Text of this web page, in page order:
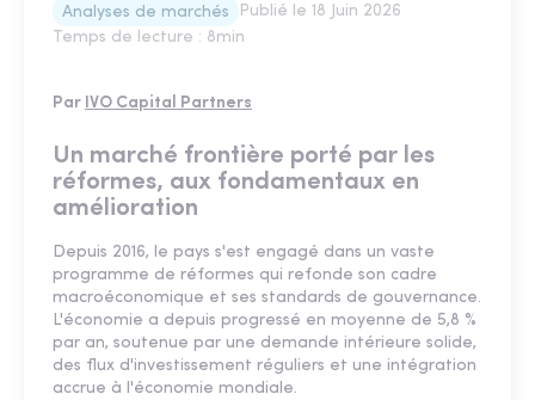
Analyses de marchés Publié le 18 Juin 2026
Temps de lecture : 8min
Par IVO Capital Partners
Un marché frontière porté par les
réformes, aux fondamentaux en
amélioration
Depuis 2016, le pays s'est engagé dans un vaste
programme de réformes qui refonde son cadre
macroéconomique et ses standards de gouvernance.
L'économie a depuis progressé en moyenne de 5,8 %
par an, soutenue par une demande intérieure solide,
des flux d'investissement réguliers et une intégration
accrue à l'économie mondiale.